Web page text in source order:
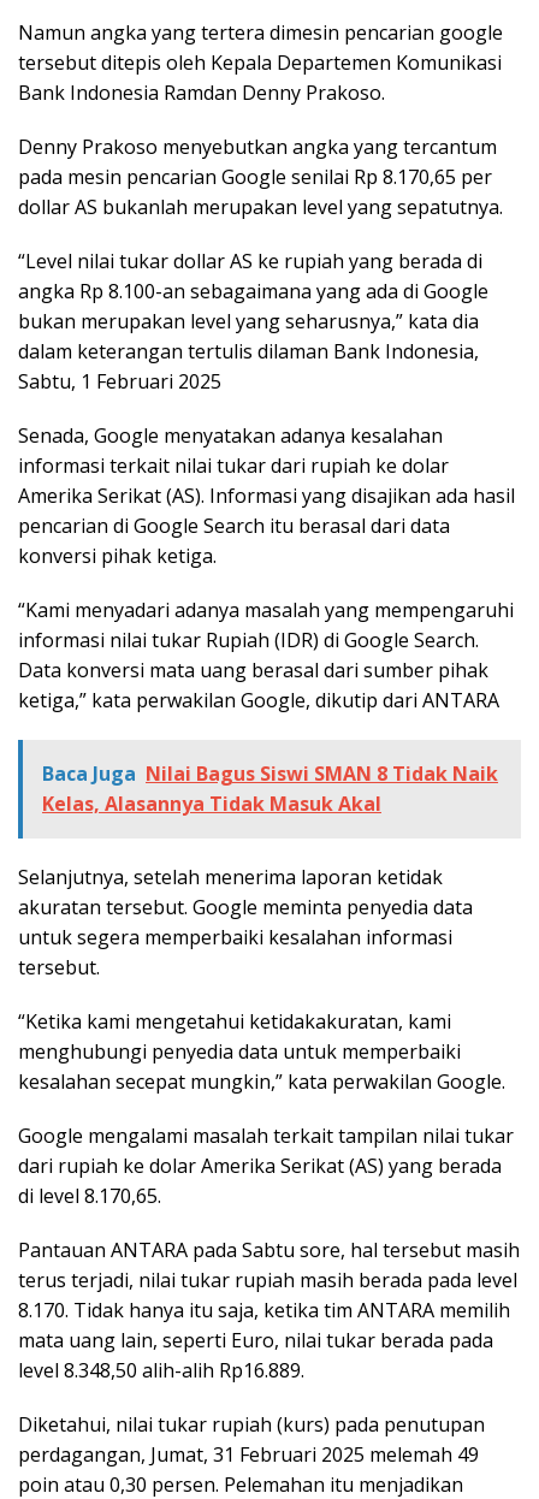
Namun angka yang tertera dimesin pencarian google
tersebut ditepis oleh Kepala Departemen Komunikasi
Bank Indonesia Ramdan Denny Prakoso.
Denny Prakoso menyebutkan angka yang tercantum
pada mesin pencarian Google senilai Rp 8.170,65 per
dollar AS bukanlah merupakan level yang sepatutnya.
“Level nilai tukar dollar AS ke rupiah yang berada di
angka Rp 8.100-an sebagaimana yang ada di Google
bukan merupakan level yang seharusnya,” kata dia
dalam keterangan tertulis dilaman Bank Indonesia,
Sabtu, 1 Februari 2025
Senada, Google menyatakan adanya kesalahan
informasi terkait nilai tukar dari rupiah ke dolar
Amerika Serikat (AS). Informasi yang disajikan ada hasil
pencarian di Google Search itu berasal dari data
konversi pihak ketiga.
“Kami menyadari adanya masalah yang mempengaruhi
informasi nilai tukar Rupiah (IDR) di Google Search.
Data konversi mata uang berasal dari sumber pihak
ketiga,” kata perwakilan Google, dikutip dari ANTARA
Baca Juga Nilai Bagus Siswi SMAN 8 Tidak Naik
Kelas, Alasannya Tidak Masuk Akal
Selanjutnya, setelah menerima laporan ketidak
akuratan tersebut. Google meminta penyedia data
untuk segera memperbaiki kesalahan informasi
tersebut.
“Ketika kami mengetahui ketidakakuratan, kami
menghubungi penyedia data untuk memperbaiki
kesalahan secepat mungkin,” kata perwakilan Google.
Google mengalami masalah terkait tampilan nilai tukar
dari rupiah ke dolar Amerika Serikat (AS) yang berada
di level 8.170,65.
Pantauan ANTARA pada Sabtu sore, hal tersebut masih
terus terjadi, nilai tukar rupiah masih berada pada level
8.170. Tidak hanya itu saja, ketika tim ANTARA memilih
mata uang lain, seperti Euro, nilai tukar berada pada
level 8.348,50 alih-alih Rp16.889.
Diketahui, nilai tukar rupiah (kurs) pada penutupan
perdagangan, Jumat, 31 Februari 2025 melemah 49
poin atau 0,30 persen. Pelemahan itu menjadikan